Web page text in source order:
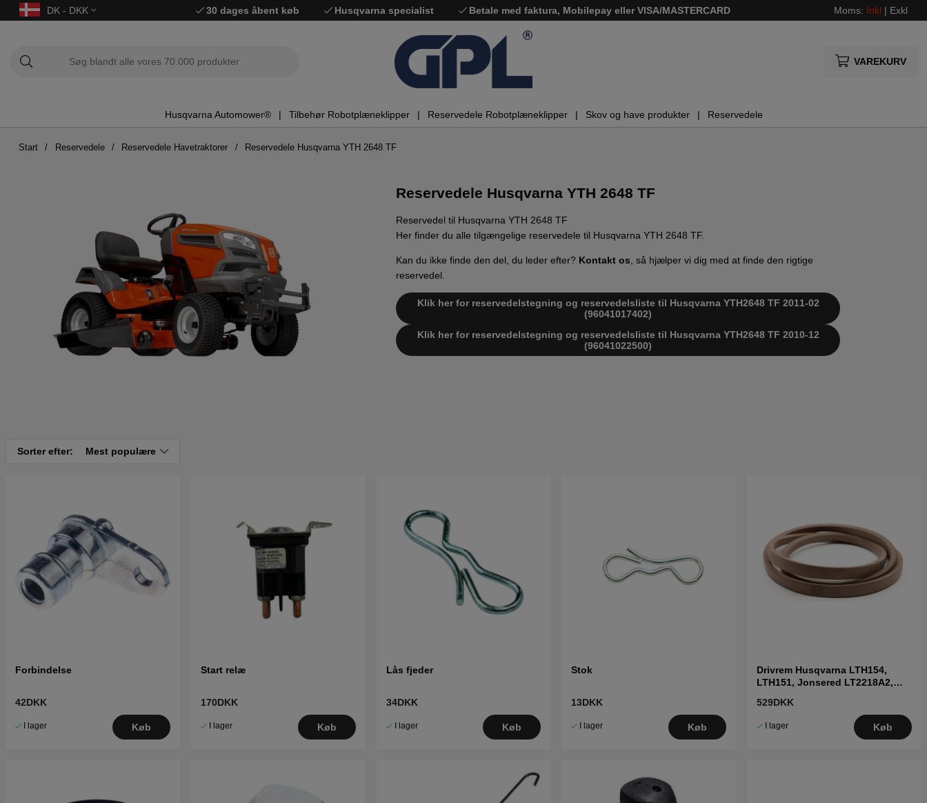
DK - DKK 30 dages åbent køb Husqvarna specialist Betale med faktura, Mobilepay eller VISA/MASTERCARD Moms: Inkl | Exkl
VAREKURV
Husqvarna Automower® Tilbehør Robotplæneklipper Reservedele Robotplæneklipper Skov og have produkter Reservedele
Start Reservedele Reservedele Havetraktorer Reservedele Husqvarna YTH 2648 TF
Reservedele Husqvarna YTH 2648 TF
Reservedel til Husqvarna YTH 2648 TF
Her finder du alle tilgængelige reservedele til Husqvarna YTH 2648 TF.
Kan du ikke finde den del, du leder efter? Kontakt os, så hjælper vi dig med at finde den rigtige
reservedel.
Klik her for reservedelstegning og reservedelsliste til Husqvarna YTH2648 TF 2011-02
(96041017402)
Klik her for reservedelstegning og reservedelsliste til Husqvarna YTH2648 TF 2010-12
(96041022500)
Sorter efter: Mest populære
Forbindelse
42DKK
I lager Køb
Start relæ
170DKK
I lager Køb
Lås fjeder
34DKK
I lager Køb
Stok
13DKK
I lager Køb
Drivrem Husqvarna LTH154,
LTH151, Jonsered LT2218A2,
529DKK
I lager Køb